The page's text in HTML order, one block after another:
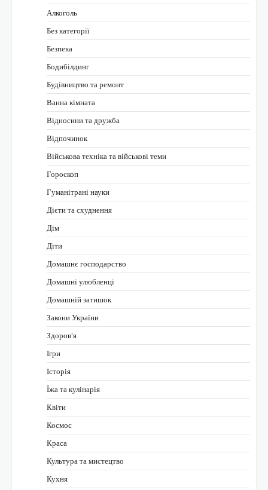
Алкоголь
Без категорії
Безпека
Бодибілдинг
Будівництво та ремонт
Ванна кімната
Відносини та дружба
Відпочинок
Військова техніка та військові теми
Гороскоп
Гуманітрані науки
Дієти та схуднення
Дім
Діти
Домашнє господарство
Домашні улюбленці
Домашній затишок
Закони України
Здоров'я
Ігри
Історія
Їжа та кулінарія
Квіти
Космос
Краса
Культура та мистецтво
Кухня